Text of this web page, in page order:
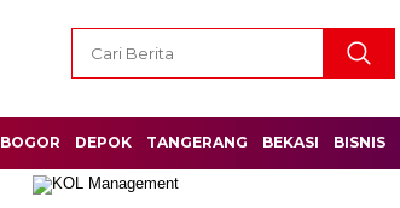
BOGOR DEPOK TANGERANG BEKASI BISNIS